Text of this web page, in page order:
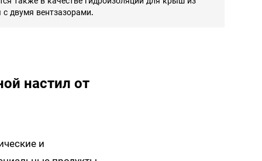
двумя вентзазорами.
настил от
и